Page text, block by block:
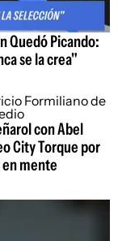
Quedó Picando:
se la crea"
con Abel
City Torque por
mente